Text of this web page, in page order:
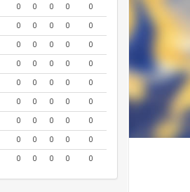
0 0 0 0
0
0 0 0 0
0
0 0 0 0
0
0 0 0 0
0
0 0 0 0
0
0 0 0 0
0
0 0 0 0
0
0 0 0 0
0
0 0 0 0 0